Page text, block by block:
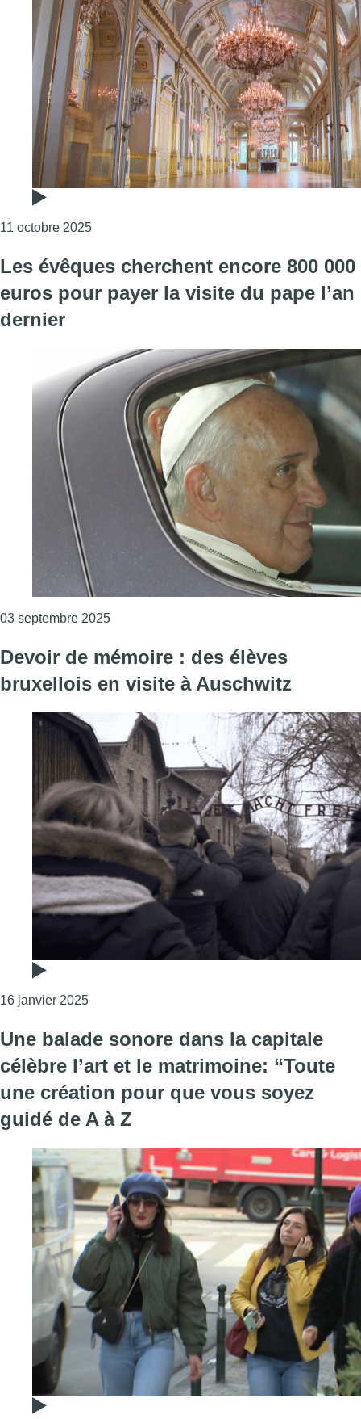
11 octobre 2025Consulter l'article "Festival Ante : le Palais
Les évêques cherchent encore 800 000
euros pour payer la visite du pape l’an
dernier
03 septembre 2025Consulter l'article "Les évêques cherchent
Devoir de mémoire : des élèves
bruxellois en visite à Auschwitz
16 janvier 2025Consulter l'article "Devoir de mémoire : des
Une balade sonore dans la capitale
célèbre l’art et le matrimoine: “Toute
une création pour que vous soyez
guidé de A à Z